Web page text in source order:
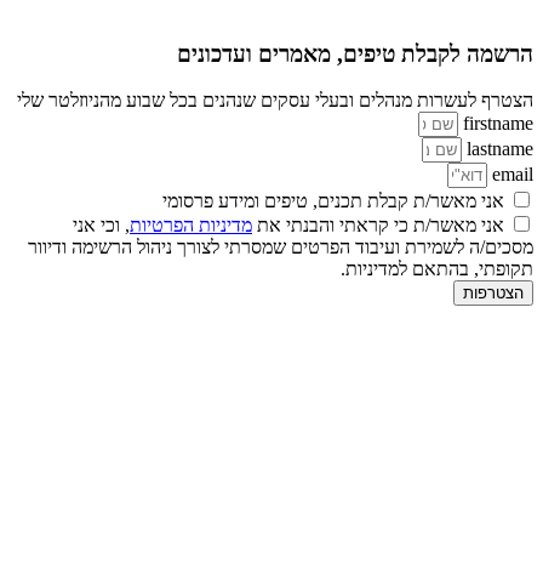
הרשמה לקבלת טיפים, מאמרים ועדכונים
הצטרף לעשרות מנהלים ובעלי עסקים שנהנים בכל שבוע מהניוזלטר שלי
firstname
lastname
email
אני מאשר/ת קבלת תכנים, טיפים ומידע פרסומי
אני מאשר/ת כי קראתי והבנתי את מדיניות הפרטיות, וכי אני
מסכים/ה לשמירת ועיבוד הפרטים שמסרתי לצורך ניהול הרשימה ודיוור
תקופתי, בהתאם למדיניות.
הצטרפות